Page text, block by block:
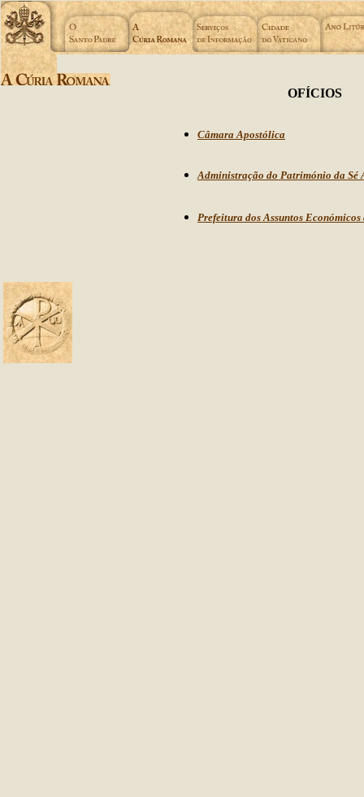
OFÍCIOS
Câmara Apostólica
Administração do Património da Sé
Prefeitura dos Assuntos Económicos